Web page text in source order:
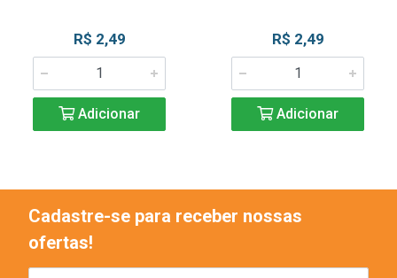
R$ 2,49
Adicionar
R$ 2,49
Adicionar
Cadastre-se para receber nossas
ofertas!